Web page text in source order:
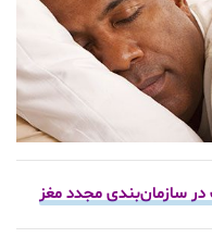
سازمان‌بندی مجدد مغز